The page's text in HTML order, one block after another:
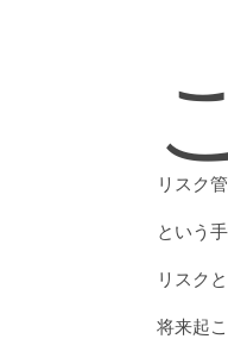
リスク
という
リスクと
将来起